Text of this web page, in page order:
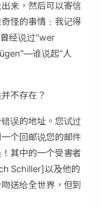
来，然后可以寄信
怪的事情﹕我记得
经说过“wer
谁说起“人
不存在？
错误的地址。您试过
个回邮说您的邮件
其中的一个受害者
Schiller]以及他的
送给全世界，但到